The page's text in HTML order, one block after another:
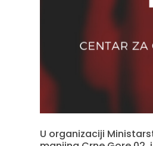
U organizaciji